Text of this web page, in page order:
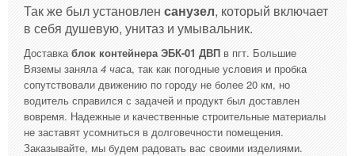
Так же был установлен санузел, который включает
в себя душевую, унитаз и умывальник.
Доставкаблок контейнера ЭБК-01 ДВП в пгт. Большие
Вяземы заняла4 часа, так как погодные условия и пробка
сопутствовали движению по городу не более 20 км, но
водитель справился с задачей и продукт был доставлен
вовремя. Надежные и качественные строительные материалы
не заставят усомниться в долговечности помещения.
Заказывайте, мы будем радовать вас своими изделиями.